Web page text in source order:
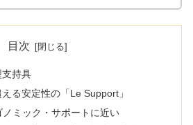
目次
支持具
る安定性の「Le Support」
ミック・サポートに近い